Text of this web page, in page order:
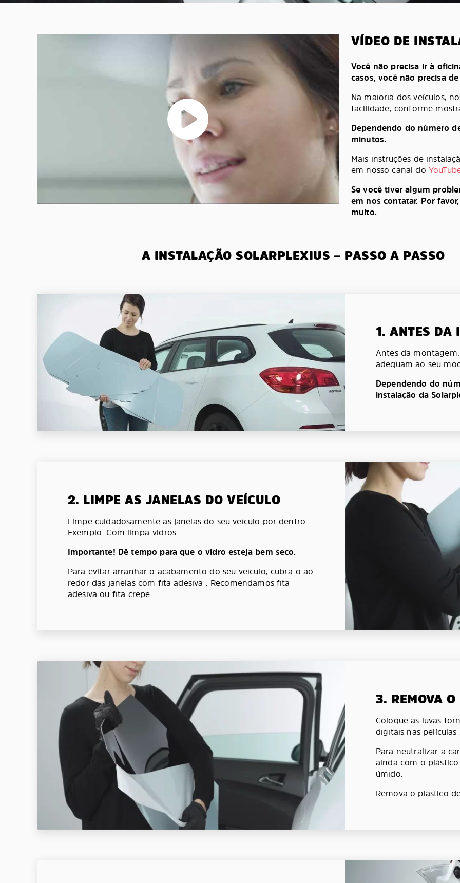
VÍDEO DE
Você não precisa ir à
casos, você não precisa
Na maioria dos veículos,
facilidade, conforme
Dependendo do número
minutos.
Mais instruções de
em nosso canal do
Se você tiver algum
em nos contatar. Por
muito.
A INSTALAÇÃO SOLARPLEXIUS – PASSO A PASSO
1. ANTES DA
Antes da
adequam ao seu
Dependendo do
instalação da
2. LIMPE AS JANELAS DO VEÍCULO
Limpe cuidadosamente as janelas do seu veículo por dentro.
Exemplo: Com limpa-vidros.
Importante! Dê tempo para que o vidro esteja bem seco.
Para evitar arranhar o acabamento do seu veículo, cubra-o ao
redor das janelas com fita adesiva . Recomendamos fita
adesiva ou fita crepe.
3. REMOVA O
Coloque as luvas
digitais nas películas
Para neutralizar a
ainda com o
úmido.
Remova o plástico